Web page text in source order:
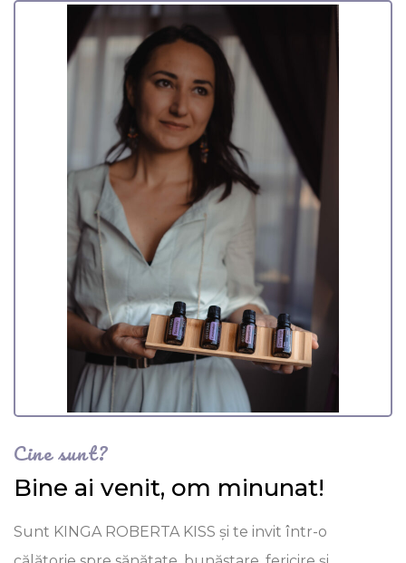
Cine sunt?
Bine ai venit, om minunat!
Sunt KINGA ROBERTA KISS și te invit într-o